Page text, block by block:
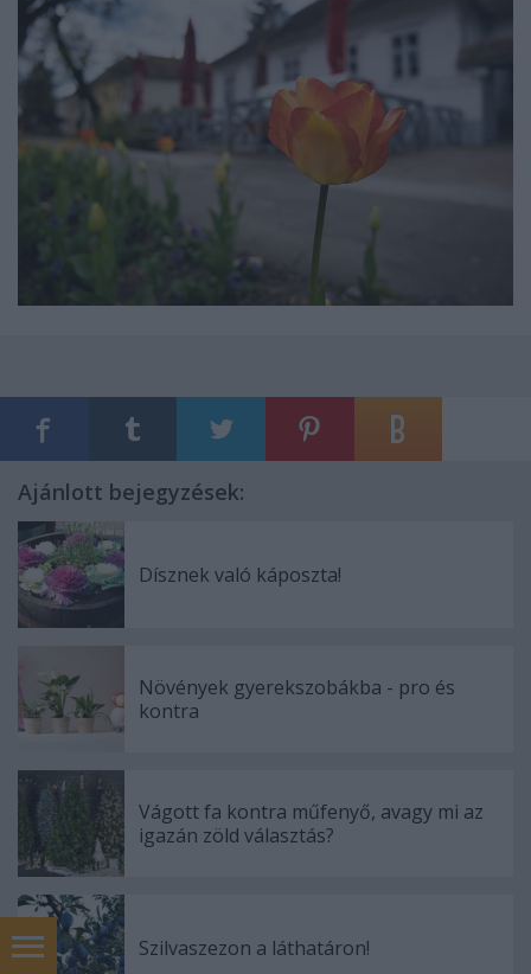
Ajánlott bejegyzések:
Dísznek való káposzta!
Növények gyerekszobákba - pro és
kontra
Vágott fa kontra műfenyő, avagy mi az
igazán zöld választás?
Szilvaszezon a láthatáron!